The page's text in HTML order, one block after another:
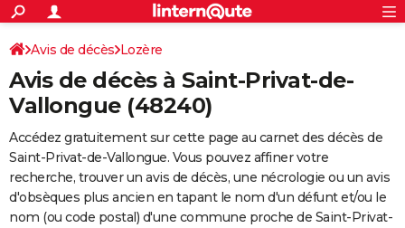
ACTUALITÉS
Politique
Société
Faits Divers
Education
Monde
Villes
+
SPORT
Coupe du monde 2026
Football
Tennis
Cyclisme
Rugby
Forum
CULTURE
FINANCE
Retraite
Impôts
Epargne
Immobilier
Risques naturels par ville
Banque
Assurance
Crédit
Essais
Réserver un essai
Citadines
Berlines
SUV
Forum auto
+
HIGH-TECH
Avis de décès Lozère
Avis de décès à Saint-Privat-de-
Vallongue (48240)
Accédez gratuitement sur cette page au carnet des décès de
Saint-Privat-de-Vallongue. Vous pouvez affiner votre
recherche, trouver un avis de décès, une nécrologie ou un avis
d'obsèques plus ancien en tapant le nom d'un défunt et/ou le
nom (ou code postal) d'une commune proche de Saint-Privat-